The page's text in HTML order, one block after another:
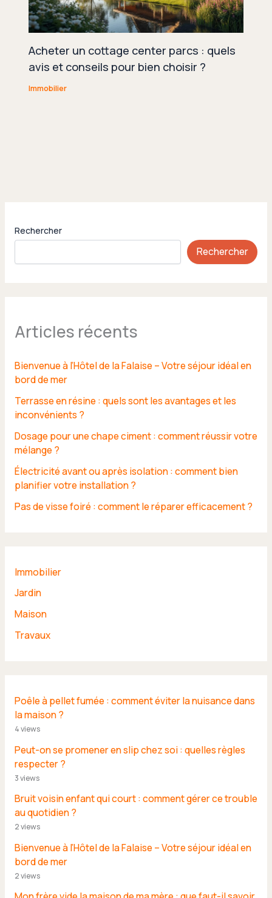
Acheter un cottage center parcs : quels
avis et conseils pour bien choisir ?
Immobilier
Rechercher
Rechercher
Articles récents
Bienvenue à l’Hôtel de la Falaise – Votre séjour idéal en
bord de mer
Terrasse en résine : quels sont les avantages et les
inconvénients ?
Dosage pour une chape ciment : comment réussir votre
mélange ?
Électricité avant ou après isolation : comment bien
planifier votre installation ?
Pas de visse foiré : comment le réparer efficacement ?
Immobilier
Jardin
Maison
Travaux
Poêle à pellet fumée : comment éviter la nuisance dans
la maison ?
4 views
Peut-on se promener en slip chez soi : quelles règles
respecter ?
3 views
Bruit voisin enfant qui court : comment gérer ce trouble
au quotidien ?
2 views
Bienvenue à l’Hôtel de la Falaise – Votre séjour idéal en
bord de mer
2 views